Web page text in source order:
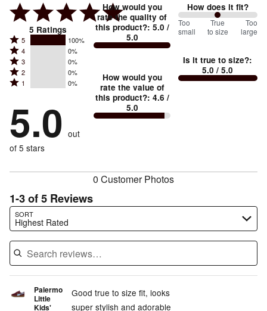
5 Ratings
Rated
5
stars
by
of
reviewers
5 100%
Rated
4
stars
by
of
reviewers
4 0%
Rated
3
stars
0%
of
reviewers
3 0%
Rated
2
by
0%
of
reviewers
2 0%
Rated
stars
by
0%
of
1 0%
5.0 out
of 5 stars
How would you
rate the quality of
this product?: 5.0 /
5.0
How would you
rate the value of
this product?: 4.6 /
5.0
How does it fit?
100
between
small
and
Too
small
True
to size
Too
large
Is it true to size?:
5.0 / 5.0
0 Customer Photos
1-3 of 5 Reviews
SORT
Highest Rated
Search reviews…
Palermo
Little
Kids'
Good true to size fit, looks
super stylish and adorable